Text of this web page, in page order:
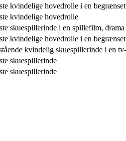
kvindelige hovedrolle i en
kvindelige hovedrolle
skuespillerinde i en spillefilm, drama
kvindelige hovedrolle i en
kvindelig skuespillerinde i en
skuespillerinde
skuespillerinde